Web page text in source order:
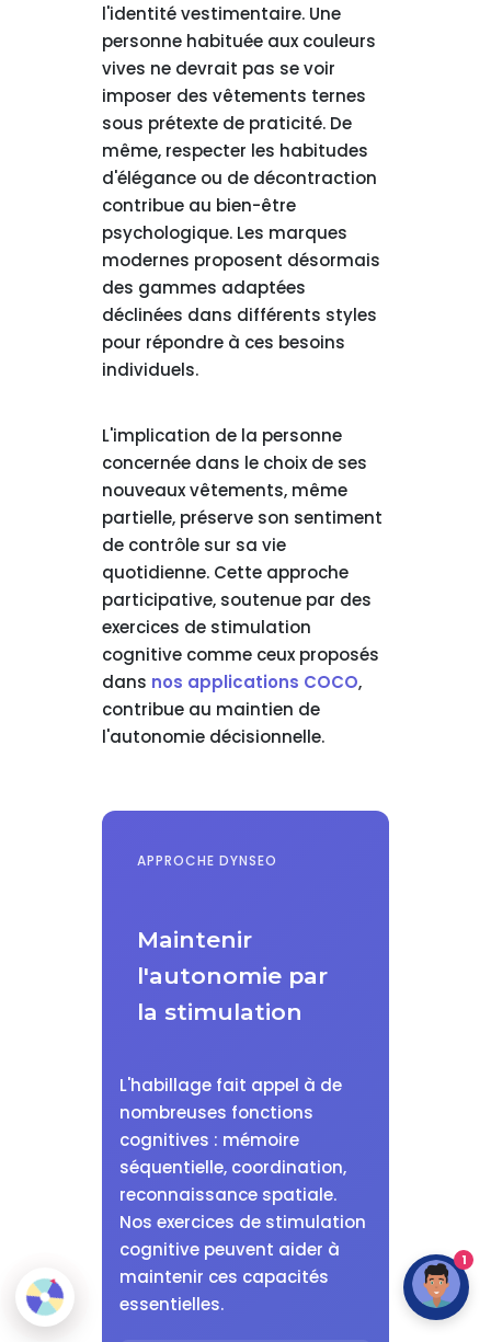
l'identité vestimentaire. Une
personne habituée aux couleurs
vives ne devrait pas se voir
imposer des vêtements ternes
sous prétexte de praticité. De
même, respecter les habitudes
d'élégance ou de décontraction
contribue au bien-être
psychologique. Les marques
modernes proposent désormais
des gammes adaptées
déclinées dans différents styles
pour répondre à ces besoins
individuels.
L'implication de la personne
concernée dans le choix de ses
nouveaux vêtements, même
partielle, préserve son sentiment
de contrôle sur sa vie
quotidienne. Cette approche
participative, soutenue par des
exercices de stimulation
cognitive comme ceux proposés
dans nos applications COCO,
contribue au maintien de
l'autonomie décisionnelle.
APPROCHE DYNSEO
Maintenir
l'autonomie par
la stimulation
L'habillage fait appel à de
nombreuses fonctions
cognitives : mémoire
séquentielle, coordination,
reconnaissance spatiale.
Nos exercices de stimulation
cognitive peuvent aider à
maintenir ces capacités
essentielles.
1